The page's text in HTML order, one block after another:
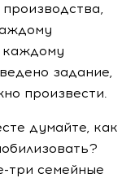
каждому
задание,
произвести.
думайте, как
три семейные